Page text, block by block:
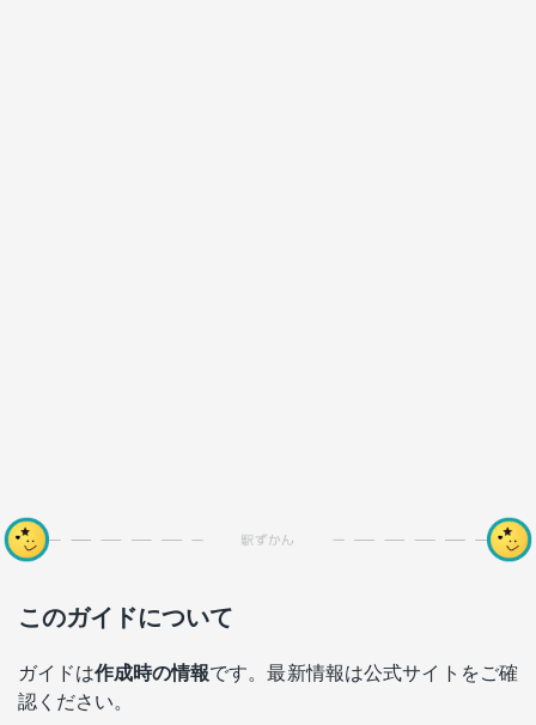
このガイドについて
ガイドは作成時の情報です。最新情報は公式サイトをご確
認ください。